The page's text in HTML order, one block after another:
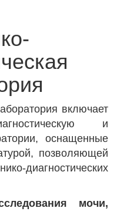
включает
и
оснащенные
позволяющей
диагностических
мочи,